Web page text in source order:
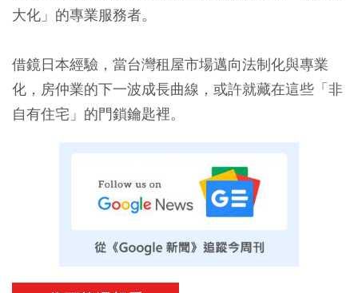
大化」的專業服務者。
借鏡日本經驗，當台灣租屋市場邁向法制化與專業
化，房仲業的下一波成長曲線，或許就藏在這些「非
自有住宅」的門鎖鑰匙裡。